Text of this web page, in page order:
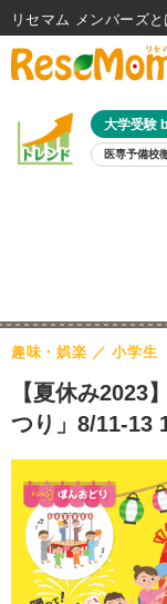
大学受験
医専予備校
【夏休み2023
つり」8/11-13
趣味・娯楽 小学生
リセマム メンバーズ